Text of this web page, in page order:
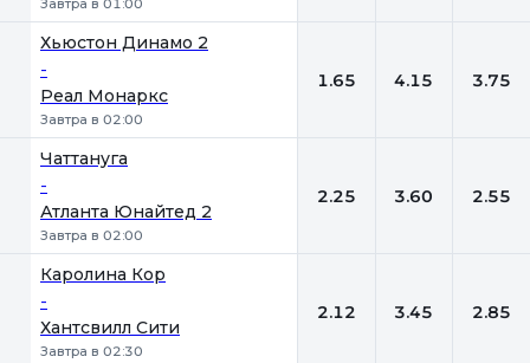
Завтра в 01:00
Хьюстон Динамо 2
-
Реал Монаркс
Завтра в 02:00
1.65 4.15 3.75
Чаттануга
-
Атланта Юнайтед 2
Завтра в 02:00
2.25 3.60 2.55
Каролина Кор
-
Хантсвилл Сити
Завтра в 02:30
2.12 3.45 2.85